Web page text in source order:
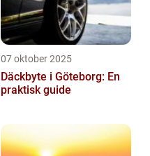
07 oktober 2025
Däckbyte i Göteborg: En
praktisk guide